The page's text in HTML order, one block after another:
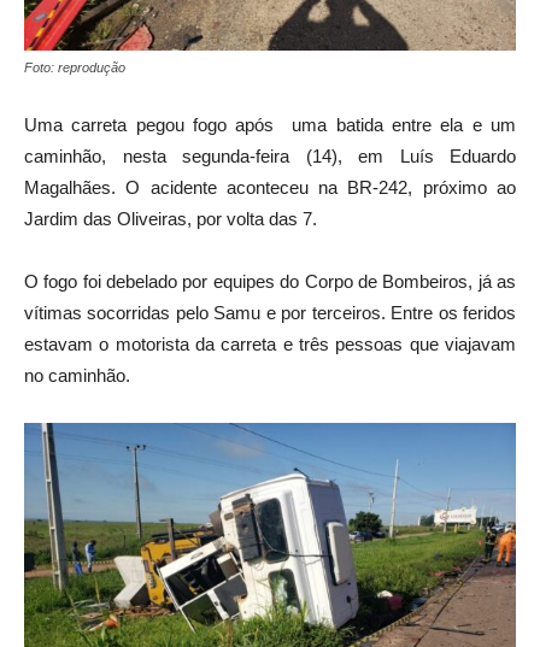
Foto: reprodução
Uma carreta pegou fogo após uma batida entre ela e um
caminhão, nesta segunda-feira (14), em Luís Eduardo
Magalhães. O acidente aconteceu na BR-242, próximo ao
Jardim das Oliveiras, por volta das 7.
O fogo foi debelado por equipes do Corpo de Bombeiros, já as
vítimas socorridas pelo Samu e por terceiros. Entre os feridos
estavam o motorista da carreta e três pessoas que viajavam
no caminhão.